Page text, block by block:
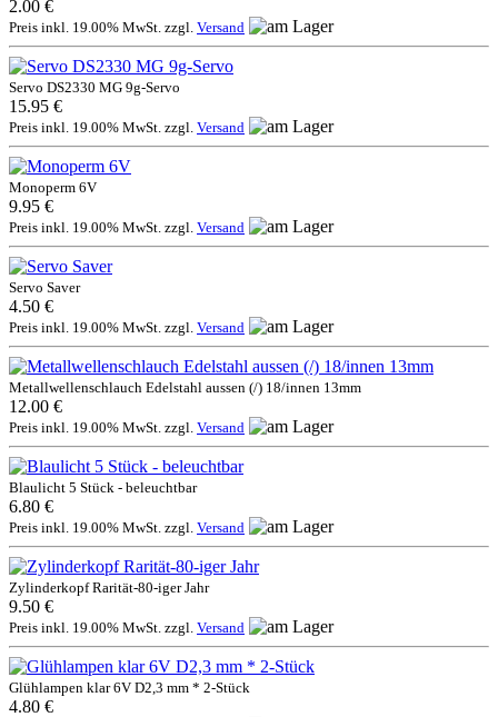
2.00 €
Preis inkl. 19.00% MwSt. zzgl. Versand
Servo DS2330 MG 9g-Servo
15.95 €
Preis inkl. 19.00% MwSt. zzgl. Versand
Monoperm 6V
9.95 €
Preis inkl. 19.00% MwSt. zzgl. Versand
Servo Saver
4.50 €
Preis inkl. 19.00% MwSt. zzgl. Versand
Metallwellenschlauch Edelstahl aussen (/) 18/innen 13mm
12.00 €
Preis inkl. 19.00% MwSt. zzgl. Versand
Blaulicht 5 Stück - beleuchtbar
6.80 €
Preis inkl. 19.00% MwSt. zzgl. Versand
Zylinderkopf Rarität-80-iger Jahr
9.50 €
Preis inkl. 19.00% MwSt. zzgl. Versand
Glühlampen klar 6V D2,3 mm * 2-Stück
4.80 €